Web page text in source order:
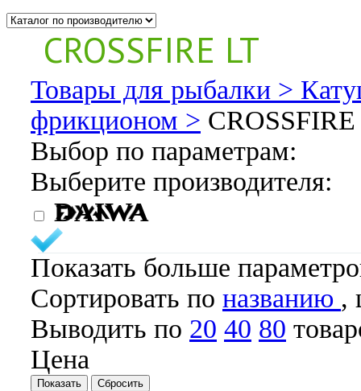
CROSSFIRE LT
Товары для рыбалки >
фрикционом >
Выбор по параметрам:
Выберите производителя:
DAIWA
Показать больше
Cортировать по названию ,
Выводить по 20 40 80
Цена